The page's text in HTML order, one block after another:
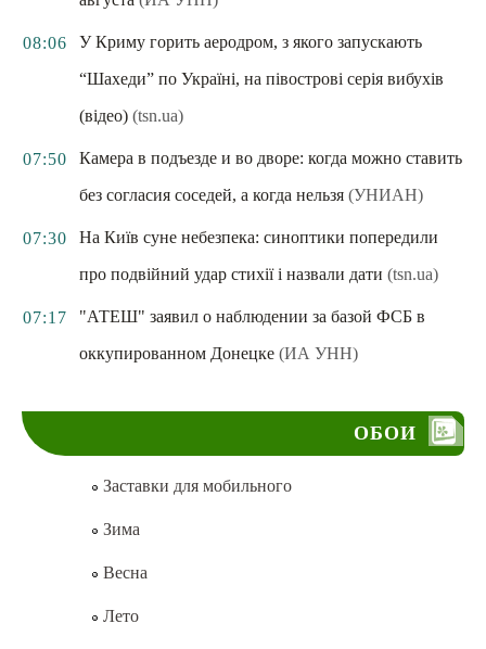
08:06
У Криму горить аеродром, з якого запускають
“Шахеди” по Україні, на півострові серія вибухів
(відео) (tsn.ua)
07:50
Камера в подъезде и во дворе: когда можно ставить
без согласия соседей, а когда нельзя (УНИАН)
07:30
На Київ суне небезпека: синоптики попередили
про подвійний удар стихії і назвали дати (tsn.ua)
07:17
"АТЕШ" заявил о наблюдении за базой ФСБ в
оккупированном Донецке (ИА УНН)
ОБОИ
Заставки для мобильного
Зима
Весна
Лето